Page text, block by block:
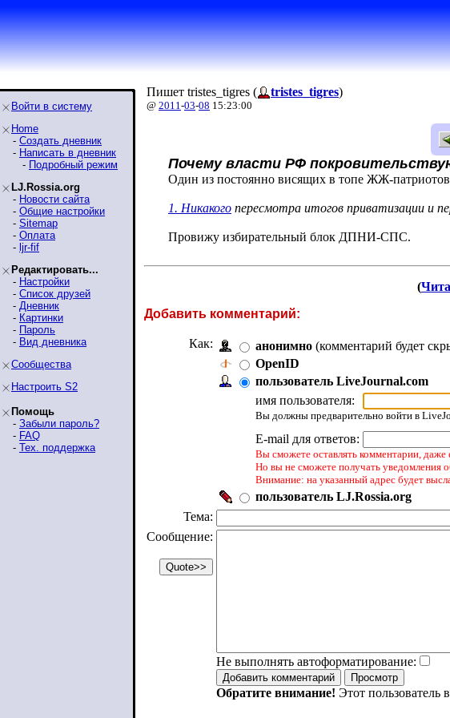
Войти в систему
Home
- Создать дневник
- Написать в дневник
- Подробный режим
LJ.Rossia.org
- Новости сайта
- Общие настройки
- Sitemap
- Оплата
- ljr-fif
Редактировать...
- Настройки
- Список друзей
- Дневник
- Картинки
- Пароль
- Вид дневника
Сообщества
Настроить S2
Помощь
- Забыли пароль?
- FAQ
- Тех. поддержка
Пишет tristes_tigres ( tristes_tigres)
@ 2011-03-08 15:23:00
Почему власти РФ
Один из постоянно висящих в топе ЖЖ-
1. Никакого пересмотра итогов приватизации и
Провижу избирательный блок ДПНИ-СПС.
(
Добавить комментарий:
Как: анонимно (комментарий будет
OpenID
пользователь LiveJournal.com
имя пользователя:
Вы должны предварительно войти в
E-mail для ответов:
Вы сможете оставлять комментарии, даже
Но вы не сможете получать уведомления
Внимание: на указанный адрес будет
пользователь LJ.Rossia.org
Тема:
Сообщение:
Не выполнять автоформатирование:
Обратите внимание! Этот